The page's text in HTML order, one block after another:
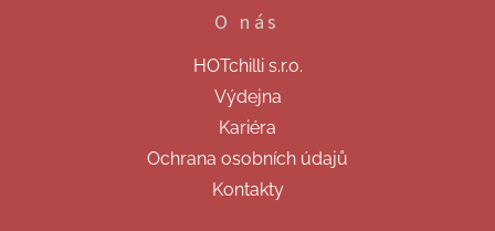
O nás
HOTchilli s.r.o.
Výdejna
Kariéra
Ochrana osobních údajů
Kontakty